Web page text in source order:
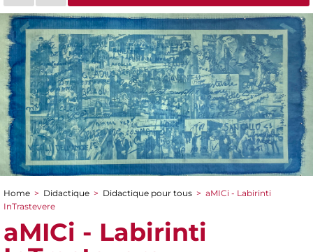
You are here
Home > Didactique > Didactique pour tous > aMICi - Labirinti
InTrastevere
aMICi - Labirinti